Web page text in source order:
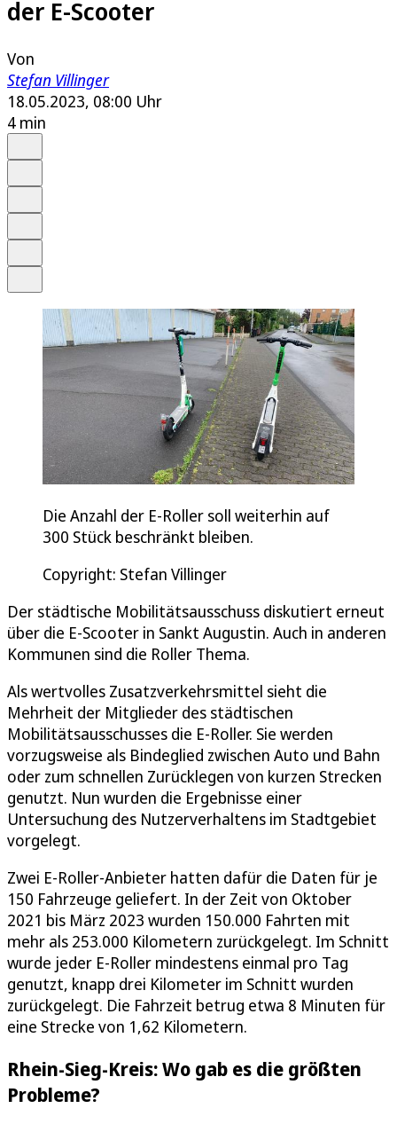
der E-Scooter
Von
Stefan Villinger
18.05.2023, 08:00 Uhr
4 min
Die Anzahl der E-Roller soll weiterhin auf
300 Stück beschränkt bleiben.
Copyright: Stefan Villinger
Der städtische Mobilitätsausschuss diskutiert erneut
über die E-Scooter in Sankt Augustin. Auch in anderen
Kommunen sind die Roller Thema.
Als wertvolles Zusatzverkehrsmittel sieht die
Mehrheit der Mitglieder des städtischen
Mobilitätsausschusses die E-Roller. Sie werden
vorzugsweise als Bindeglied zwischen Auto und Bahn
oder zum schnellen Zurücklegen von kurzen Strecken
genutzt. Nun wurden die Ergebnisse einer
Untersuchung des Nutzerverhaltens im Stadtgebiet
vorgelegt.
Zwei E-Roller-Anbieter hatten dafür die Daten für je
150 Fahrzeuge geliefert. In der Zeit von Oktober
2021 bis März 2023 wurden 150.000 Fahrten mit
mehr als 253.000 Kilometern zurückgelegt. Im Schnitt
wurde jeder E-Roller mindestens einmal pro Tag
genutzt, knapp drei Kilometer im Schnitt wurden
zurückgelegt. Die Fahrzeit betrug etwa 8 Minuten für
eine Strecke von 1,62 Kilometern.
Rhein-Sieg-Kreis: Wo gab es die größten
Probleme?